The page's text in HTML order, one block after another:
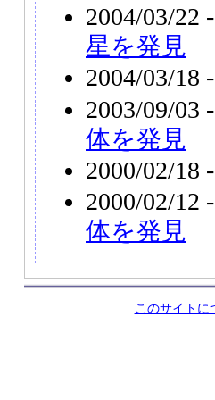
2004/03/22 -
星を発見
2004/03/18 -
2003/09/03 -
体を発見
2000/02/18 -
2000/02/12 -
体を発見
このサイトに